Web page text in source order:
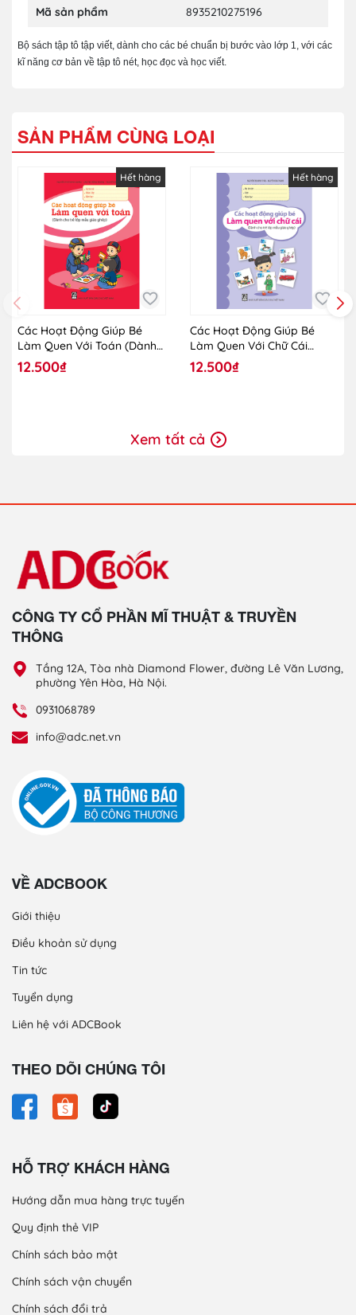
Mã sản phẩm 8935210275196
Bộ sách tập tô tập viết, dành cho các bé chuẩn bị bước vào lớp 1, với các
kĩ năng cơ bản về tập tô nét, học đọc và học viết.
SẢN PHẨM CÙNG LOẠI
Hết hàng
Các Hoạt Động Giúp Bé
Làm Quen Với Toán (Dành
Cho Trẻ Lớp Mẫu Giáo
Ghép)
12.500₫
Hết hàng
Các Hoạt Động Giúp Bé
Làm Quen Với Chữ Cái
(Dành Cho Trẻ Lớp Mẫu
Giáo Ghép)
12.500₫
Xem tất cả
CÔNG TY CỔ PHẦN MĨ THUẬT & TRUYỀN
THÔNG
Tầng 12A, Tòa nhà Diamond Flower, đường Lê Văn Lương,
phường Yên Hòa, Hà Nội.
0931068789
info@adc.net.vn
VỀ ADCBOOK
Giới thiệu
Điều khoản sử dụng
Tin tức
Tuyển dụng
Liên hệ với ADCBook
THEO DÕI CHÚNG TÔI
HỖ TRỢ KHÁCH HÀNG
Hướng dẫn mua hàng trực tuyến
Quy định thẻ VIP
Chính sách bảo mật
Chính sách vận chuyển
Chính sách đổi trả